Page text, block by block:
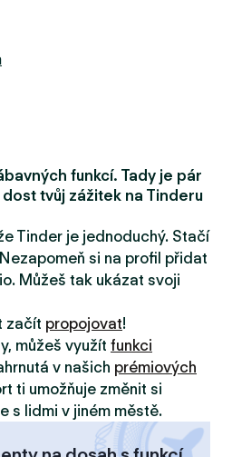
funkcí. Tady je pár
tvůj zážitek na Tinderu
Tinder je jednoduchý. Stačí
si na profil přidat
Můžeš tak ukázat svoji
začít propojovat!
můžeš využít funkci
v našich prémiových
ti umožňuje změnit si
s lidmi v jiném městě.